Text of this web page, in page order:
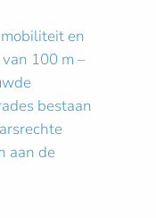
en
100 m –
bestaan
aan de